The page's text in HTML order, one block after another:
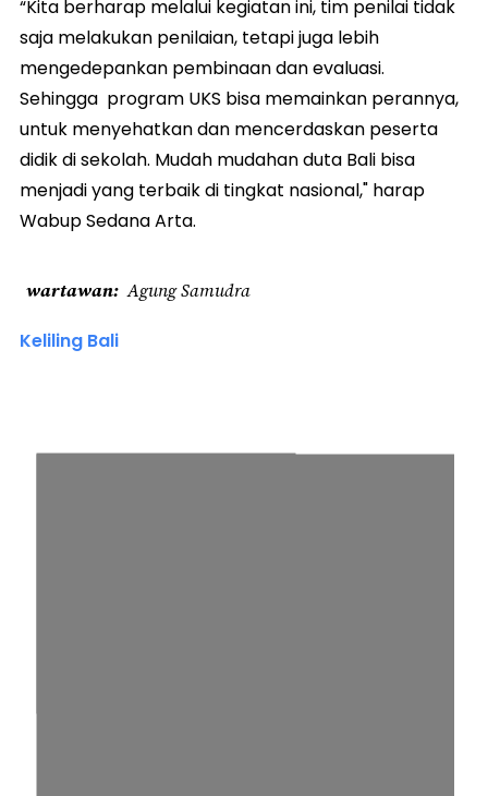
“Kita berharap melalui kegiatan ini, tim penilai tidak
saja melakukan penilaian, tetapi juga lebih
mengedepankan pembinaan dan evaluasi.
Sehingga program UKS bisa memainkan perannya,
untuk menyehatkan dan mencerdaskan peserta
didik di sekolah. Mudah mudahan duta Bali bisa
menjadi yang terbaik di tingkat nasional," harap
Wabup Sedana Arta.
wartawan Agung Samudra
Keliling Bali